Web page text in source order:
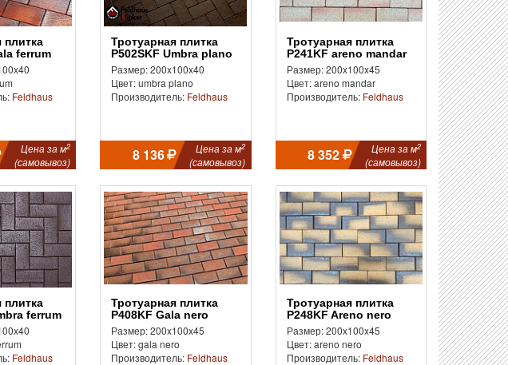
ferrum
Feldhaus
Цена за м2
(самовывоз)
Тротуарная плитка
P502SKF Umbra plano
Размер: 200x100x40
Цвет: umbra plano
Производитель: Feldhaus
8 136 Цена за м2
(самовывоз)
Тротуарная плитка
P241KF areno mandar
Размер: 200x100x45
Цвет: areno mandar
Производитель: Feldhaus
8 352 Цена за м2
(самовывоз)
ferrum
Feldhaus
Тротуарная плитка
P408KF Gala nero
Размер: 200x100x45
Цвет: gala nero
Производитель: Feldhaus
Тротуарная плитка
P248KF Areno nero
Размер: 200x100x45
Цвет: areno nero
Производитель: Feldhaus